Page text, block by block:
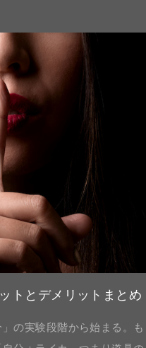
トとデメリットまとめ
の実験段階から始まる。も